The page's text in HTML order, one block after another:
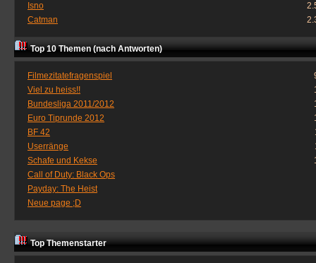
Isno
Catman
Top 10 Themen (nach Antworten)
Filmezitatefragenspiel
Viel zu heiss!!
Bundesliga 2011/2012
Euro Tiprunde 2012
BF 42
Userränge
Schafe und Kekse
Call of Duty: Black Ops
Payday: The Heist
Neue page ;D
Top Themenstarter